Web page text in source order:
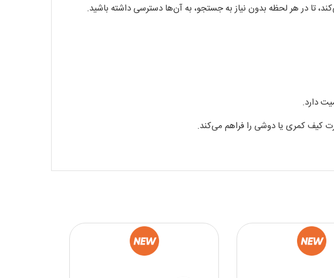
تا در هر لحظه بدون نیاز به جستجو، به آن‌ها دسترسی داشته باشید.
دارد.
کیف کمری یا دوشی را فراهم می‌کند.